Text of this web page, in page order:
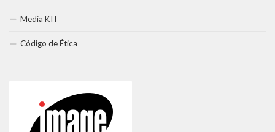
Media KIT
Código de Ética